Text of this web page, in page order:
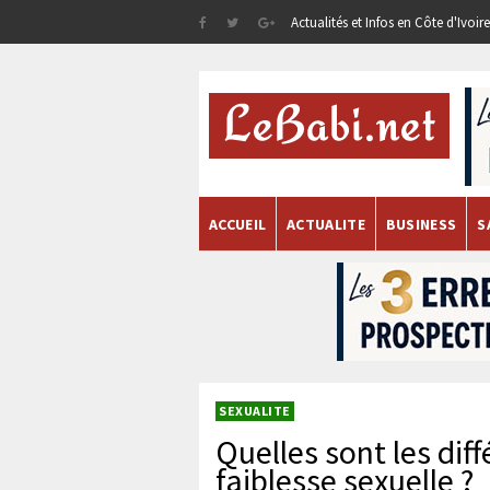
Actualités et Infos en Côte
ACCUEIL ACTUALITE BUSINESS
SEXUALITE
Quelles sont les
faiblesse sexuelle ?